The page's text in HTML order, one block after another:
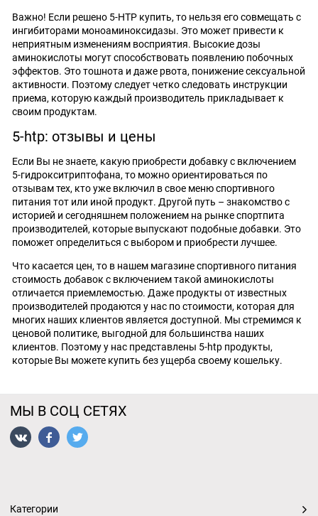
Важно! Если решено 5-HTP купить, то нельзя его совмещать с
ингибиторами моноаминоксидазы. Это может привести к
неприятным изменениям восприятия. Высокие дозы
аминокислоты могут способствовать появлению побочных
эффектов. Это тошнота и даже рвота, понижение сексуальной
активности. Поэтому следует четко следовать инструкции
приема, которую каждый производитель прикладывает к
своим продуктам.
5-htp: отзывы и цены
Если Вы не знаете, какую приобрести добавку с включением
5-гидрокситриптофана, то можно ориентироваться по
отзывам тех, кто уже включил в свое меню спортивного
питания тот или иной продукт. Другой путь – знакомство с
историей и сегодняшнем положением на рынке спортпита
производителей, которые выпускают подобные добавки. Это
поможет определиться с выбором и приобрести лучшее.
Что касается цен, то в нашем магазине спортивного питания
стоимость добавок с включением такой аминокислоты
отличается приемлемостью. Даже продукты от известных
производителей продаются у нас по стоимости, которая для
многих наших клиентов является доступной. Мы стремимся к
ценовой политике, выгодной для большинства наших
клиентов. Поэтому у нас представлены 5-htp продукты,
которые Вы можете купить без ущерба своему кошельку.
МЫ В СОЦ СЕТЯХ
Категории